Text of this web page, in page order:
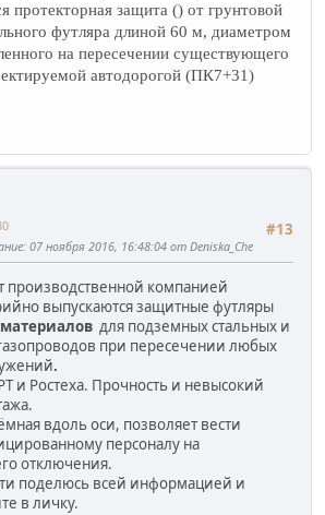
протекторная защита () от грунтовой
футляра длиной 60 м, диаметром
на пересечении существующего
автодорогой (ПК7+31)
#13
: 07 ноября 2016, 16:48:04 от Deniska_Che
компанией
выпускаются защитные футляры
для подземных стальных и
при пересечении любых
.
и Ростеха. Прочность и невысокий
вдоль оси, позволяет вести
персоналу на
отключения.
поделюсь всей информацией и
в личку.